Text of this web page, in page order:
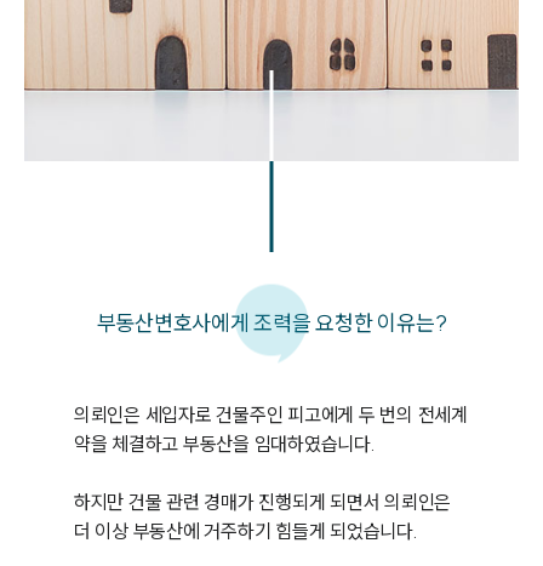
부동산변호사에게 조력을 요청한 이유는?
의뢰인은 세입자로 건물주인 피고에게 두 번의 전세계
약을 체결하고 부동산을 임대하였습니다.
하지만 건물 관련 경매가 진행되게 되면서 의뢰인은
더 이상 부동산에 거주하기 힘들게 되었습니다.